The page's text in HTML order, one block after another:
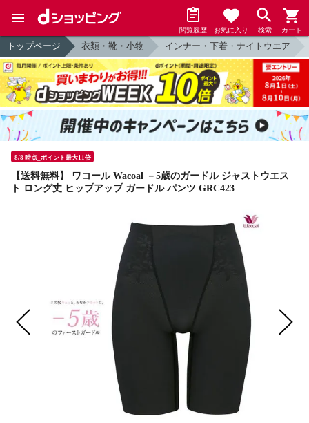
閲覧履歴 お気に入り 検索 カート
トップページ 衣類・靴・小物 インナー・下着・ナイトウエア
8/8 時点_ポイント最大11倍
【送料無料】 ワコール Wacoal －5歳のガードル ジャストウエス
ト ロング丈 ヒップアップ ガードル パンツ GRC423